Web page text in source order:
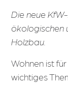
Die neue
ökologischen
Holzbau.
Wohnen ist
wichtiges